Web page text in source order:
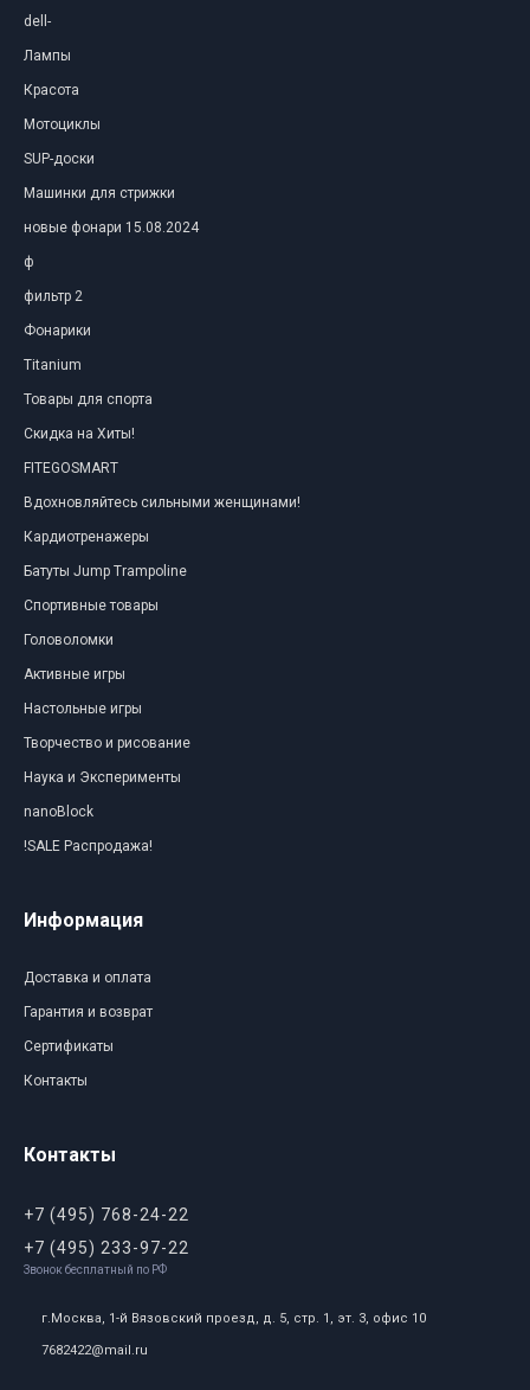
dell-
Лампы
Красота
Мотоциклы
SUP-доски
Машинки для стрижки
новые фонари 15.08.2024
ф
фильтр 2
Фонарики
Titanium
Товары для спорта
Скидка на Хиты!
FITEGOSMART
Вдохновляйтесь сильными женщинами!
Кардиотренажеры
Батуты Jump Trampoline
Спортивные товары
Головоломки
Активные игры
Настольные игры
Творчество и рисование
Наука и Эксперименты
nanoBlock
!SALE Распродажа!
Информация
Доставка и оплата
Гарантия и возврат
Сертификаты
Контакты
Контакты
+7 (495) 768-24-22
+7 (495) 233-97-22
Звонок бесплатный по РФ
г.Москва, 1-й Вязовский проезд, д. 5, стр. 1, эт. 3, офис 10
7682422@mail.ru